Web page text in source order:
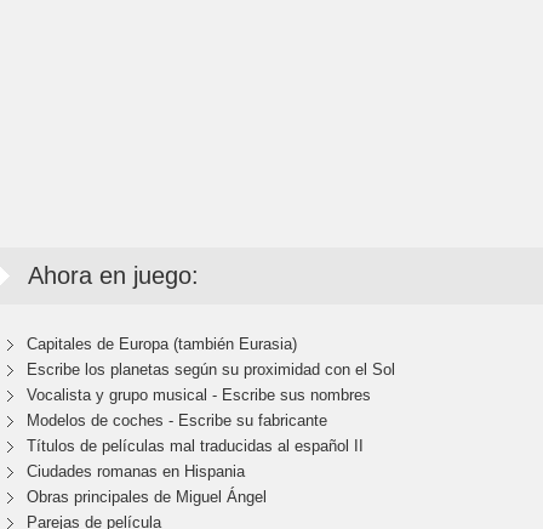
Ahora en juego:
Capitales de Europa (también Eurasia)
Escribe los planetas según su proximidad con el Sol
Vocalista y grupo musical - Escribe sus nombres
Modelos de coches - Escribe su fabricante
Títulos de películas mal traducidas al español II
Ciudades romanas en Hispania
Obras principales de Miguel Ángel
Parejas de película